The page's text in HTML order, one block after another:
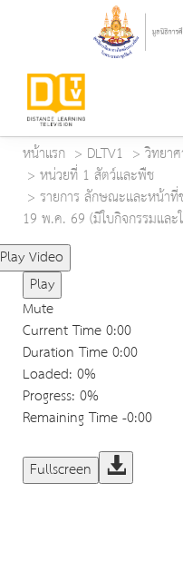
หน้าแรก DLTV1
วิทยา
หน่วยที่ 1 สัตว์และพืช
รายการ ลักษณะและหน้าที่
19 พ.ค. 69 (มีใบกิจกรรมและ
Play Video
Play
Mute
Current Time0:00
Duration Time0:00
Loaded: 0%
Progress: 0%
Remaining Time-0:00
Fullscreen